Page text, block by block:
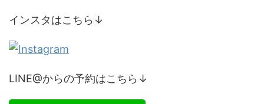
インスタはこちら↓
LINE@からの予約はこちら↓